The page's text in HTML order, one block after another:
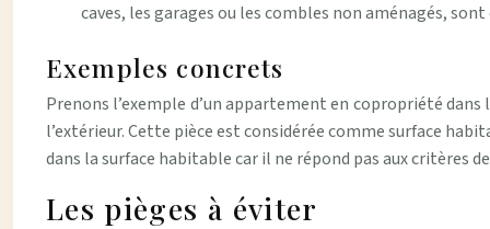
caves, les garages ou les combles non aménagés, sont
Exemples concrets
Prenons l’exemple d’un appartement en copropriété
l’extérieur. Cette pièce est considérée comme surface
dans la surface habitable car il ne répond pas aux critères
Les pièges à éviter